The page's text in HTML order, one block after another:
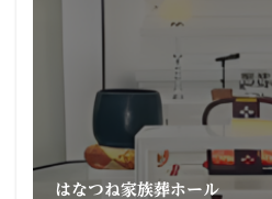
はなつね家族葬ホール